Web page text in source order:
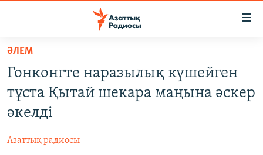
Skip
main
content
Skip
to
main
Navigation
AZATTYQTV
АДАМ ҚҰҚЫҚТАРЫ
ӘЛЕМ
Гонконгте наразылық күшейген
тұста Қытай шекара маңына әскер
әкелді
Азаттық радиосы